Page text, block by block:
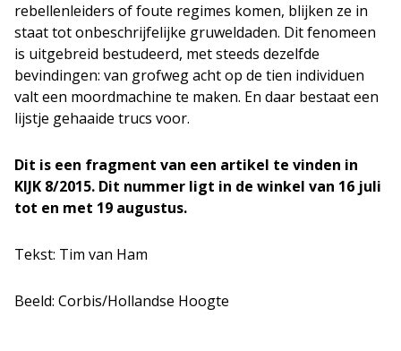
rebellenleiders of foute regimes komen, blijken ze in
staat tot onbeschrijfelijke gruweldaden. Dit fenomeen
is uitgebreid bestudeerd, met steeds dezelfde
bevindingen: van grofweg acht op de tien individuen
valt een moordmachine te maken. En daar bestaat een
lijstje gehaaide trucs voor.
Dit is een fragment van een artikel te vinden in
KIJK 8/2015. Dit nummer ligt in de winkel van 16 juli
tot en met 19 augustus.
Tekst: Tim van Ham
Beeld: Corbis/Hollandse Hoogte